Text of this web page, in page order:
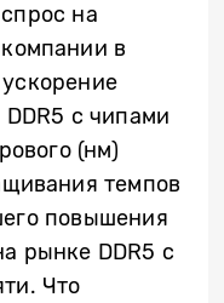
на
в
с чипами
(нм)
темпов
повышения
рынке DDR5 с
Что